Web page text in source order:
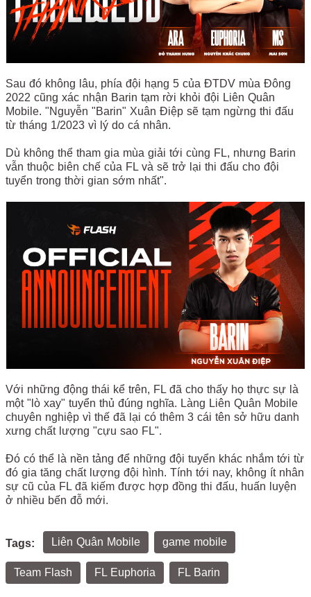
Sau đó không lâu, phía đội hạng 5 của ĐTDV mùa Đông
2022 cũng xác nhận Barin tạm rời khỏi đội Liên Quân
Mobile. "Nguyễn "Barin" Xuân Điệp sẽ tạm ngừng thi đấu
từ tháng 1/2023 vì lý do cá nhân.
Dù không thể tham gia mùa giải tới cùng FL, nhưng Barin
vẫn thuộc biên chế của FL và sẽ trở lại thi đấu cho đội
tuyển trong thời gian sớm nhất".
Với những động thái kể trên, FL đã cho thấy họ thực sự là
một "lò xay" tuyển thủ đúng nghĩa. Làng Liên Quân Mobile
chuyên nghiệp vì thế đã lại có thêm 3 cái tên sở hữu danh
xưng chất lượng "cựu sao FL".
Đó có thể là nền tảng để những đội tuyển khác nhắm tới từ
đó gia tăng chất lượng đội hình. Tính tới nay, không ít nhân
sự cũ của FL đã kiếm được hợp đồng thi đấu, huấn luyện
ở nhiều bến đỗ mới.
Tags: Liên Quân Mobile game mobile
Team Flash FL Euphoria FL Barin